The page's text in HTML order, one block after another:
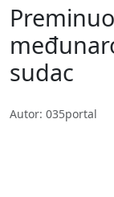
sudac
Autor: 035portal